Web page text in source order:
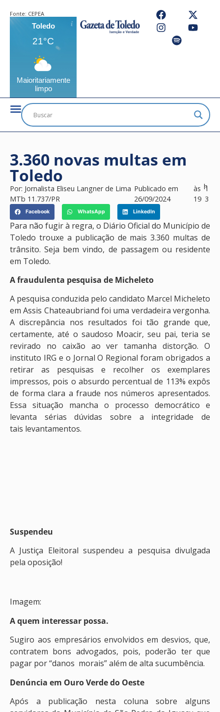
Fonte: CEPEA
Toledo
21°C
Maioritariamente
limpo
3.360 novas multas em
Toledo
Por: Jornalista Eliseu Langner de Lima
MTb 11.737/PR
Publicado em
26/09/2024
às
19
h
1
3
Facebook WhatsApp LinkedIn
Para não fugir à regra, o Diário Oficial do Município de
Toledo trouxe a publicação de mais 3.360 multas de
trânsito. Seja bem vindo, de passagem ou residente
em Toledo.
A fraudulenta pesquisa de Micheleto
A pesquisa conduzida pelo candidato Marcel Micheleto
em Assis Chateaubriand foi uma verdadeira vergonha.
A discrepância nos resultados foi tão grande que,
certamente, até o saudoso Moacir, seu pai, teria se
revirado no caixão ao ver tamanha distorção. O
instituto IRG e o Jornal O Regional foram obrigados a
retirar as pesquisas e recolher os exemplares
impressos, pois o absurdo percentual de 113% expôs
de forma clara a fraude nos números apresentados.
Essa situação mancha o processo democrático e
levanta sérias dúvidas sobre a integridade de
tais levantamentos.
Suspendeu
A Justiça Eleitoral suspendeu a pesquisa divulgada
pela oposição!
Imagem:
A quem interessar possa.
Sugiro aos empresários envolvidos em desvios, que,
contratem bons advogados, pois, poderão ter que
pagar por “danos morais” além de alta sucumbência.
Denúncia em Ouro Verde do Oeste
Após a publicação nesta coluna sobre alguns